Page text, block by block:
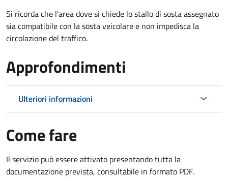
Si ricorda che l'area dove si chiede lo stallo di sosta assegnato
sia compatibile con la sosta veicolare e non impedisca la
circolazione del traffico.
Approfondimenti
Ulteriori informazioni
Come fare
Il servizio può essere attivato presentando tutta la
documentazione prevista, consultabile in formato PDF.